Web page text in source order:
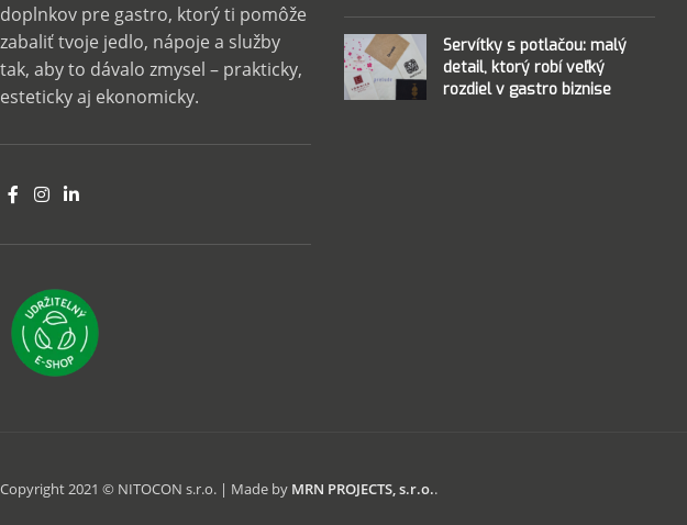
doplnkov pre gastro, ktorý ti pomôže
zabaliť tvoje jedlo, nápoje a služby
tak, aby to dávalo zmysel – prakticky,
esteticky aj ekonomicky.
Servítky s potlačou: malý
detail, ktorý robí veľký
rozdiel v gastro biznise
Copyright 2021 © NITOCON s.r.o. | Made by MRN PROJECTS, s.r.o..